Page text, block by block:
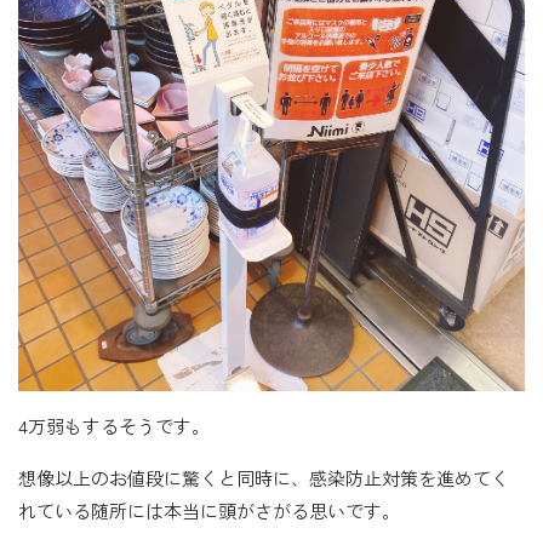
4万弱もするそうです。
想像以上のお値段に驚くと同時に、感染防止対策を進めてく
れている随所には本当に頭がさがる思いです。